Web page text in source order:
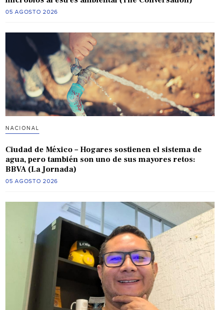
05 AGOSTO 2026
NACIONAL
Ciudad de México – Hogares sostienen el sistema de
agua, pero también son uno de sus mayores retos:
BBVA (La Jornada)
05 AGOSTO 2026